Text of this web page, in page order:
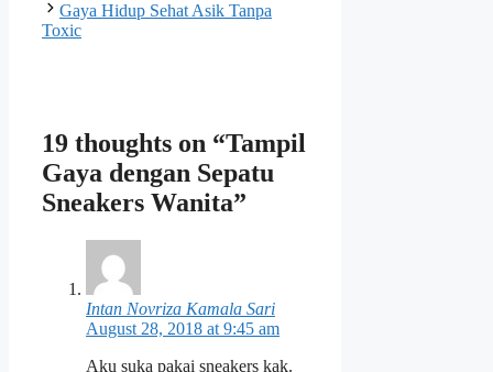
Gaya Hidup Sehat Asik Tanpa
Toxic
19 thoughts on “Tampil
Gaya dengan Sepatu
Sneakers Wanita”
Intan Novriza Kamala Sari
August 28, 2018 at 9:45 am
Aku suka pakai sneakers kak.